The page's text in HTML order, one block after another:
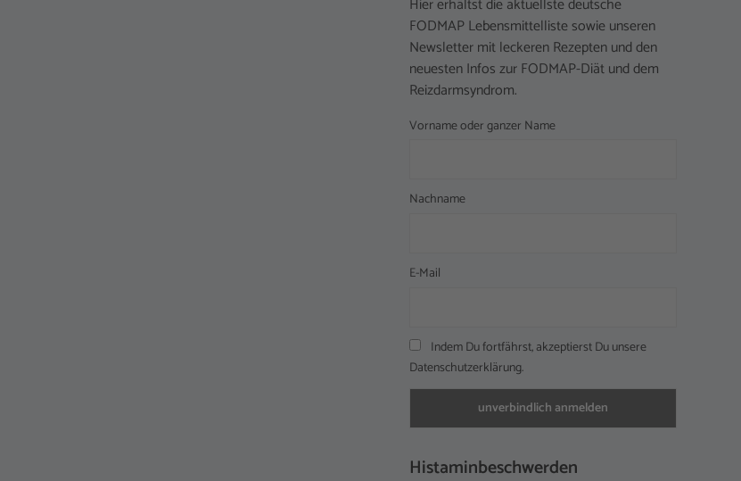
FODMAP Lebensmittelliste sowie unseren
Newsletter mit leckeren Rezepten und den
neuesten Infos zur FODMAP-Diät und dem
Reizdarmsyndrom.
Vorname oder ganzer Name
Nachname
E-Mail
Indem Du fortfährst, akzeptierst Du unsere
Datenschutzerklärung.
Histaminbeschwerden